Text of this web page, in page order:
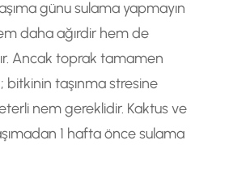
günu sulama yapmayın
daha ağırdir hem de
Ancak toprak tamamen
bitkinin taşınma stresine
nem gereklidir. Kaktus ve
1 hafta önce sulama